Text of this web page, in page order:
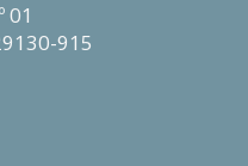
01
915